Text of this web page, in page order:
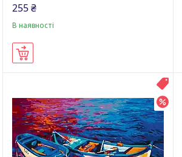
255 ₴
В наявності